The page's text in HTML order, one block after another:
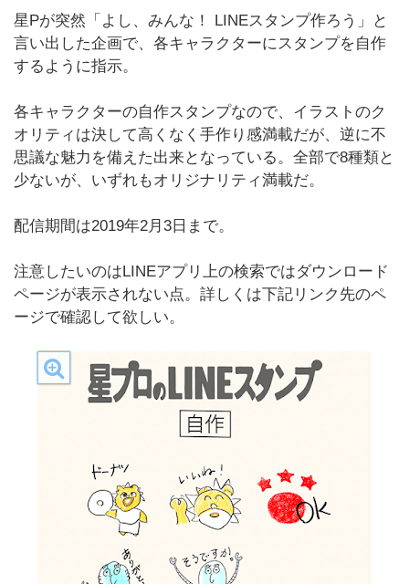
星Pが突然「よし、みんな！ LINEスタンプ作ろう」と
言い出した企画で、各キャラクターにスタンプを自作
するように指示。
各キャラクターの自作スタンプなので、イラストのク
オリティは決して高くなく手作り感満載だが、逆に不
思議な魅力を備えた出来となっている。全部で8種類と
少ないが、いずれもオリジナリティ満載だ。
配信期間は2019年2月3日まで。
注意したいのはLINEアプリ上の検索ではダウンロード
ページが表示されない点。詳しくは下記リンク先のペ
ージで確認して欲しい。